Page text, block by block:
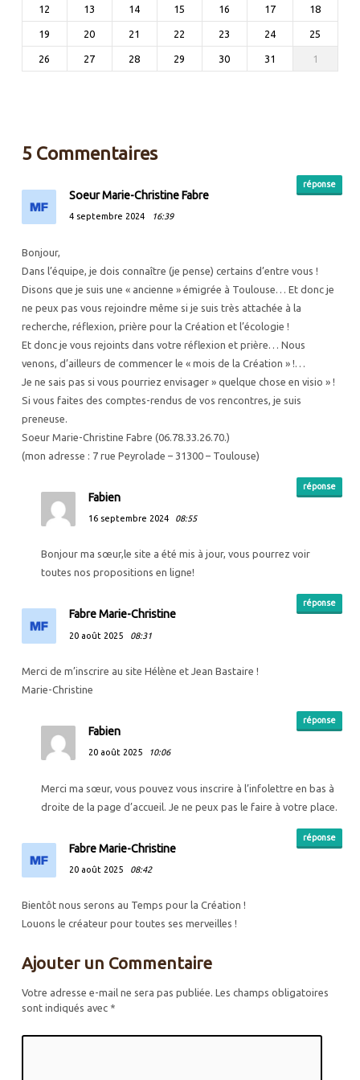
12 13 14 15 16 17 18
19 20 21 22 23 24 25
26 27 28 29 30 31 1
5 Commentaires
réponse
Soeur Marie-Christine Fabre
4 septembre 2024 16:39
Bonjour,
Dans l’équipe, je dois connaître (je pense) certains d’entre vous !
Disons que je suis une « ancienne » émigrée à Toulouse… Et donc je
ne peux pas vous rejoindre même si je suis très attachée à la
recherche, réflexion, prière pour la Création et l’écologie !
Et donc je vous rejoints dans votre réflexion et prière… Nous
venons, d’ailleurs de commencer le « mois de la Création » !…
Je ne sais pas si vous pourriez envisager » quelque chose en visio » !
Si vous faites des comptes-rendus de vos rencontres, je suis
preneuse.
Soeur Marie-Christine Fabre (06.78.33.26.70.)
(mon adresse : 7 rue Peyrolade – 31300 – Toulouse)
réponse
Fabien
16 septembre 2024 08:55
Bonjour ma sœur,le site a été mis à jour, vous pourrez voir
toutes nos propositions en ligne!
réponse
Fabre Marie-Christine
20 août 2025 08:31
Merci de m’inscrire au site Hélène et Jean Bastaire !
Marie-Christine
réponse
Fabien
20 août 2025 10:06
Merci ma sœur, vous pouvez vous inscrire à l’infolettre en bas à
droite de la page d’accueil. Je ne peux pas le faire à votre place.
réponse
Fabre Marie-Christine
20 août 2025 08:42
Bientôt nous serons au Temps pour la Création !
Louons le créateur pour toutes ses merveilles !
Ajouter un Commentaire
Votre adresse e-mail ne sera pas publiée. Les champs obligatoires
sont indiqués avec *